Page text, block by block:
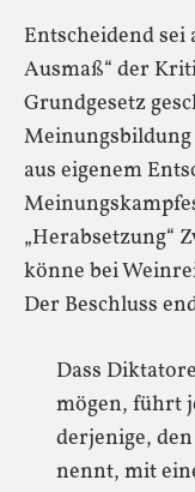
Entscheidend sei
Ausmaß“ der
Grundgesetz
aus eigenem
„Herabsetzung“
könne bei
Der Beschluss
Dass
mögen, führt
derjenige,
nennt, mit